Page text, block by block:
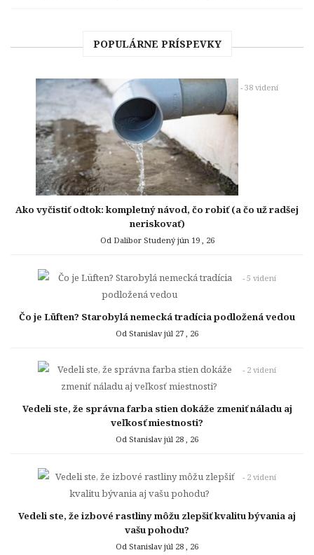
POPULÁRNE PRÍSPEVKY
- 38 videní
Ako vyčistiť odtok: kompletný návod, čo robiť (a čo už radšej
neriskovať)
Od Dalibor Studený jún 19 , 26
- 5 videní
Čo je Lüften? Starobylá nemecká tradícia podložená vedou
Od Stanislavjúl 27 , 26
- 2 videní
Vedeli ste, že správna farba stien dokáže zmeniť náladu aj
veľkosť miestnosti?
Od Stanislavjúl 28 , 26
- 2 videní
Vedeli ste, že izbové rastliny môžu zlepšiť kvalitu bývania aj
vašu pohodu?
Od Stanislavjúl 28 , 26